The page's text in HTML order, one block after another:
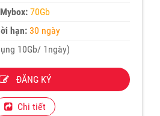
Mybox: 70Gb
hạn:30 ngày
10Gb/ 1ngày)
ĐĂNG KÝ
Chi tiết